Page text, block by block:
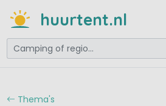
huurtent.nl
Thema's